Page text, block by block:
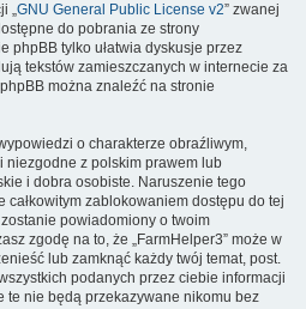
„GNU General Public License v2” zwanej
do pobrania ze strony
phpBB tylko ułatwia dyskusje przez
tekstów zamieszczanych w internecie za
można znaleźć na stronie
o charakterze obraźliwym,
niezgodne z polskim prawem lub
i dobra osobiste. Naruszenie tego
zablokowaniem dostępu do tej
powiadomiony o twoim
zgodę na to, że „FarmHelper3” może w
lub zamknąć każdy twój temat, post.
podanych przez ciebie informacji
te nie będą przekazywane nikomu bez